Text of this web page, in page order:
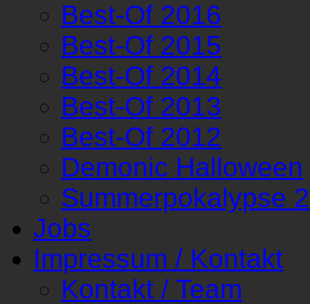
Best-Of 2016
Best-Of 2015
Best-Of 2014
Best-Of 2013
Best-Of 2012
Demonic Halloween
Summerpokalypse
Jobs
Impressum / Kontakt
Kontakt / Team